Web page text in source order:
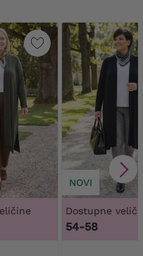
NOVI
Dostupne
54-58